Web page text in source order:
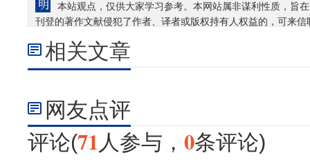
本站观点，仅供大家学习参考。本网站属非谋利性质，旨
刊登的著作文献侵犯了作者、译者或版权持有人权益的，可来
相关文章
网友点评
评论(71人参与， 0条评论)